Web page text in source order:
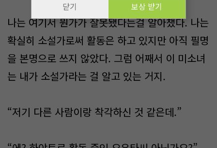
나는 여기서 뭔가가 잘못됐다는걸 알아챘다. 나는
확실히 소설가로써 활동은 하고 있지만 아직 필명
을 본명으로 쓰지 않았다. 그럼 어째서 이 미소녀
는 내가 소설가라는 걸 알고 있는 거지.
“저기 다른 사람이랑 착각하신 것 같은데.”
닫기 보상 받기